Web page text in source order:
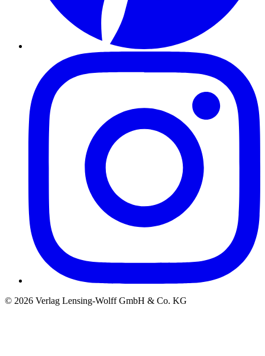
© 2026 Verlag Lensing-Wolff GmbH & Co. KG